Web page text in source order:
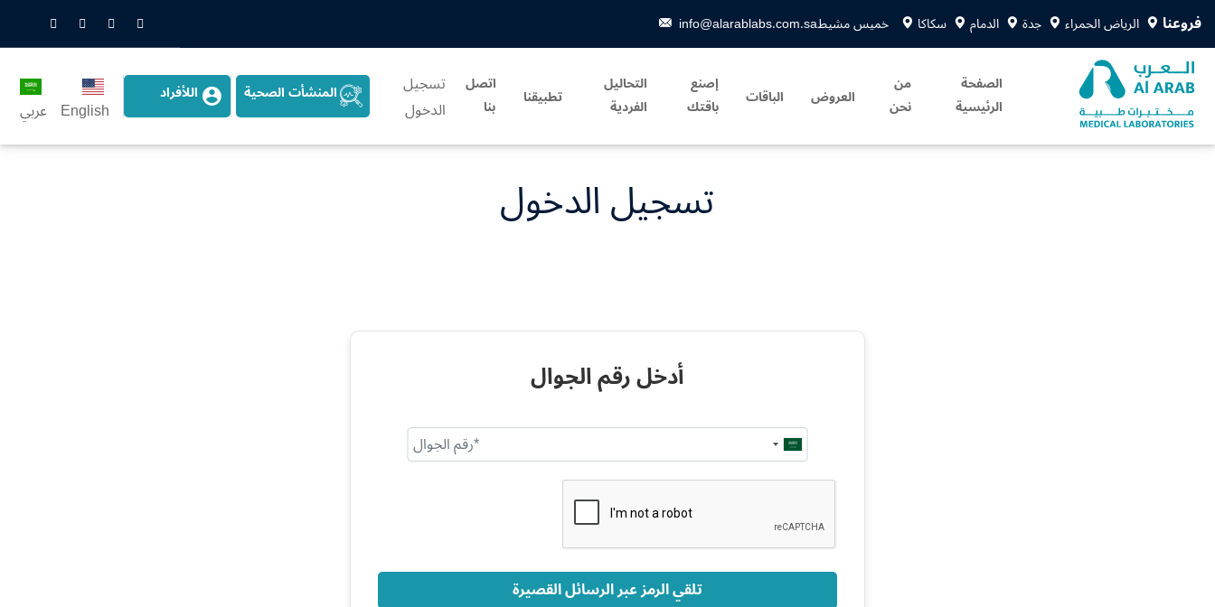
فروعنا الرياض الحمراء جدة الدمام سكاكا خميس مشيطinfo@alarablabs.com.sa
Snapchat
Twitter
LinkedIn
الصفحة
الرئيسية
من
نحن العروض الباقات إصنع
باقتك
التحاليل
الفردية تطبيقنا اتصل
بنا
تسجيل
الدخول
المنشأت الصحية اللأفراد
English عربي
تسجيل الدخول
أدخل رقم الجوال
Saudi
Arabia
تلقي الرمز عبر الرسائل القصيرة